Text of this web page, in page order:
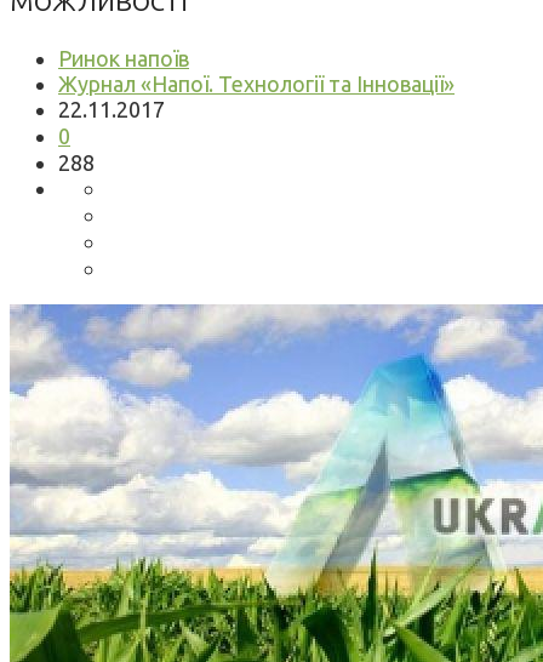
Ринок напоїв
Журнал «Напої. Технології та Інновації»
22.11.2017
0
288